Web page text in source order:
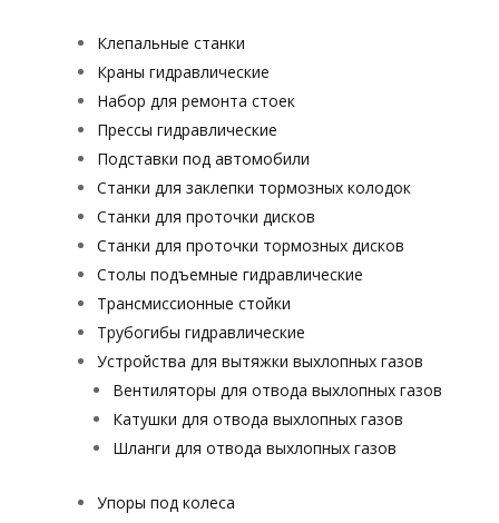
Клепальные станки
Краны гидравлические
Набор для ремонта стоек
Прессы гидравлические
Подставки под автомобили
Станки для заклепки тормозных колодок
Станки для проточки дисков
Станки для проточки тормозных дисков
Столы подъемные гидравлические
Трансмиссионные стойки
Трубогибы гидравлические
Устройства для вытяжки выхлопных газов
Вентиляторы для отвода выхлопных газов
Катушки для отвода выхлопных газов
Шланги для отвода выхлопных газов
Упоры под колеса